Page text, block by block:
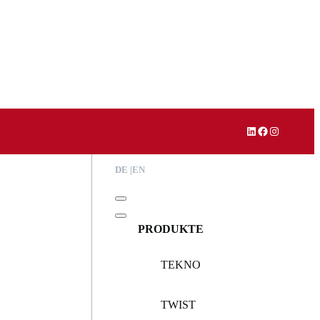
LinkedIn
Facebook
Instagram
DE EN
PRODUKTE
TEKNO
TWIST